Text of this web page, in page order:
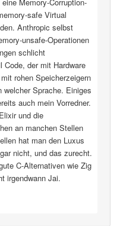
Memory-Corruption-
safe Virtual
Anthropic selbst
unsafe-Operationen
schlicht
Code, der mit Hardware
rohen Speicherzeigern
Sprache. Einiges
auch mein Vorredner.
und die
an manchen Stellen
hat man den Luxus
nicht, und das zurecht.
C-Alternativen wie Zig
irgendwann Jai.